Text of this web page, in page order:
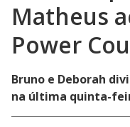
Matheus
Power
Bruno e Deborah
na última quinta-